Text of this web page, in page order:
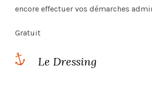
encore effectuer vos démarches
Gratuit
Le Dressing